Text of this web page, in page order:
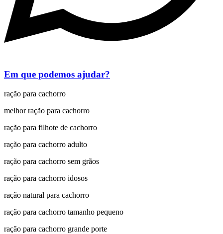
Em que podemos ajudar?
ração para cachorro
melhor ração para cachorro
ração para filhote de cachorro
ração para cachorro adulto
ração para cachorro sem grãos
ração para cachorro idosos
ração natural para cachorro
ração para cachorro tamanho pequeno
ração para cachorro grande porte